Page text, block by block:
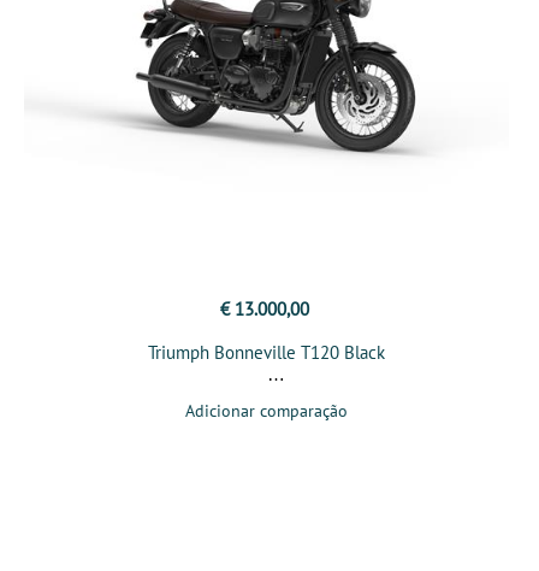
€ 13.000,00
Triumph Bonneville T120 Black
Adicionar comparação